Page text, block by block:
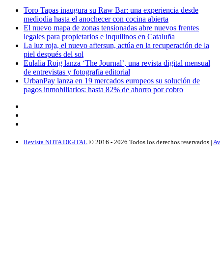
Toro Tapas inaugura su Raw Bar: una experiencia desde
mediodía hasta el anochecer con cocina abierta
El nuevo mapa de zonas tensionadas abre nuevos frentes
legales para propietarios e inquilinos en Cataluña
La luz roja, el nuevo aftersun, actúa en la recuperación de la
piel después del sol
Eulalia Roig lanza ‘The Journal’, una revista digital mensual
de entrevistas y fotografía editorial
UrbanPay lanza en 19 mercados europeos su solución de
pagos inmobiliarios: hasta 82% de ahorro por cobro
Revista NOTA DIGITAL © 2016 - 2026 Todos los derechos reservados |